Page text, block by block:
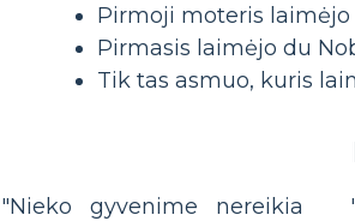
Pirmoji moteris
Pirmasis laimėjo du
Tik tas asmuo, kuris
"Nieko gyvenime nereikia